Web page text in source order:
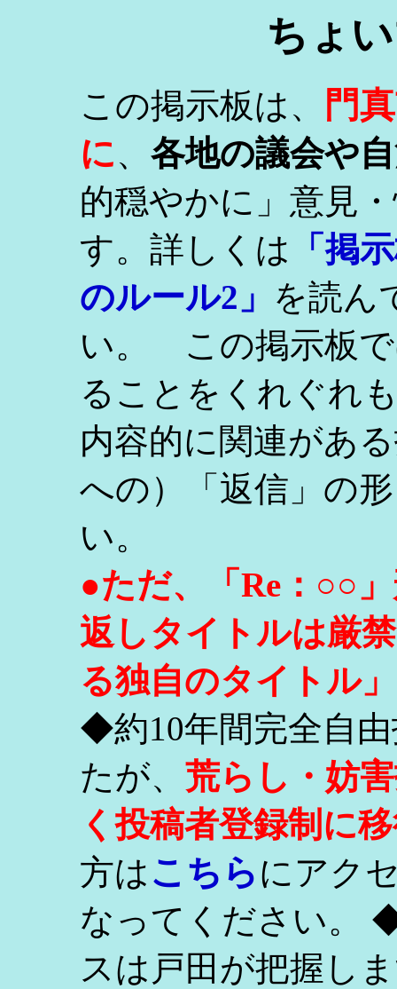
ちょ
この掲示板は、
門
に、 各地の議会や
的穏やかに」意見
す。詳しくは
「掲
のルール2」 を読ん
い。 この掲示板で
ることをくれぐれ
内容的に関連があ
への）「返信」の
い。
●ただ、「Re：○○
返しタイトルは厳
る独自のタイトル
◆約10年間完全自
たが、 荒らし・妨
く投稿者登録制に
方はこちらにアク
なってください。
スは戸田が把握し